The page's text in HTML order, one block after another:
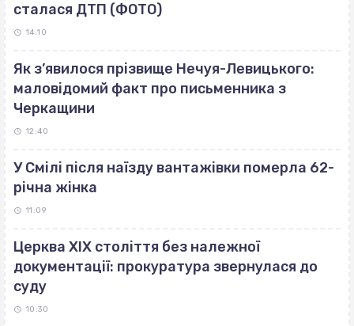
сталася ДТП (ФОТО)
14:10
Як з’явилося прізвище Нечуя-Левицького:
маловідомий факт про письменника з
Черкащини
12:40
У Смілі після наїзду вантажівки померла 62-
річна жінка
11:09
Церква ХІХ століття без належної
документації: прокуратура звернулася до
суду
10:30